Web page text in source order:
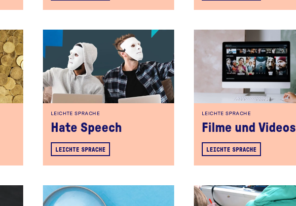
LEICHTE SPRACHE
Hate Speech
LEICHTE SPRACHE
LEICHTE SPRACHE
Filme und Videos
LEICHTE SPRACHE